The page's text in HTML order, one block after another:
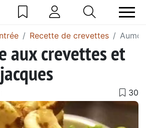
Recette de crevettes
aux crevettes et